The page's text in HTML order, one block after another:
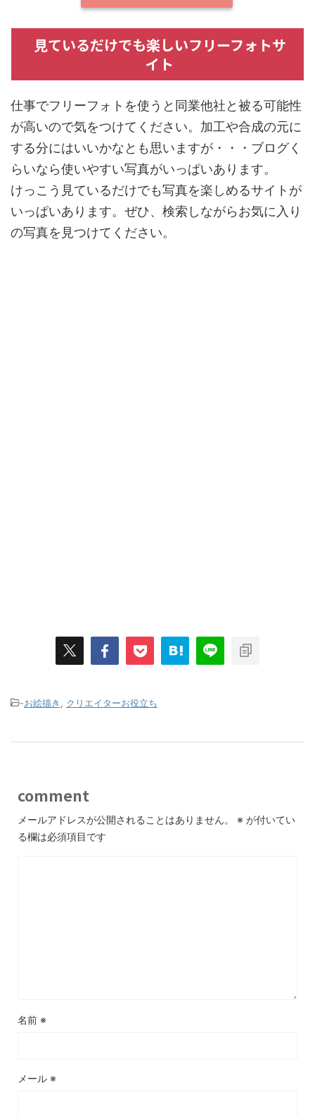
見ているだけでも楽しいフリーフォトサ
イト
仕事でフリーフォトを使うと同業他社と被る可能性
が高いので気をつけてください。加工や合成の元に
する分にはいいかなとも思いますが・・・ブログく
らいなら使いやすい写真がいっぱいあります。
けっこう見ているだけでも写真を楽しめるサイトが
いっぱいあります。ぜひ、検索しながらお気に入り
の写真を見つけてください。
-お絵描き , クリエイターお役立ち
comment
メールアドレスが公開されることはありません。 ※ が付いてい
る欄は必須項目です
名前 ※
メール ※